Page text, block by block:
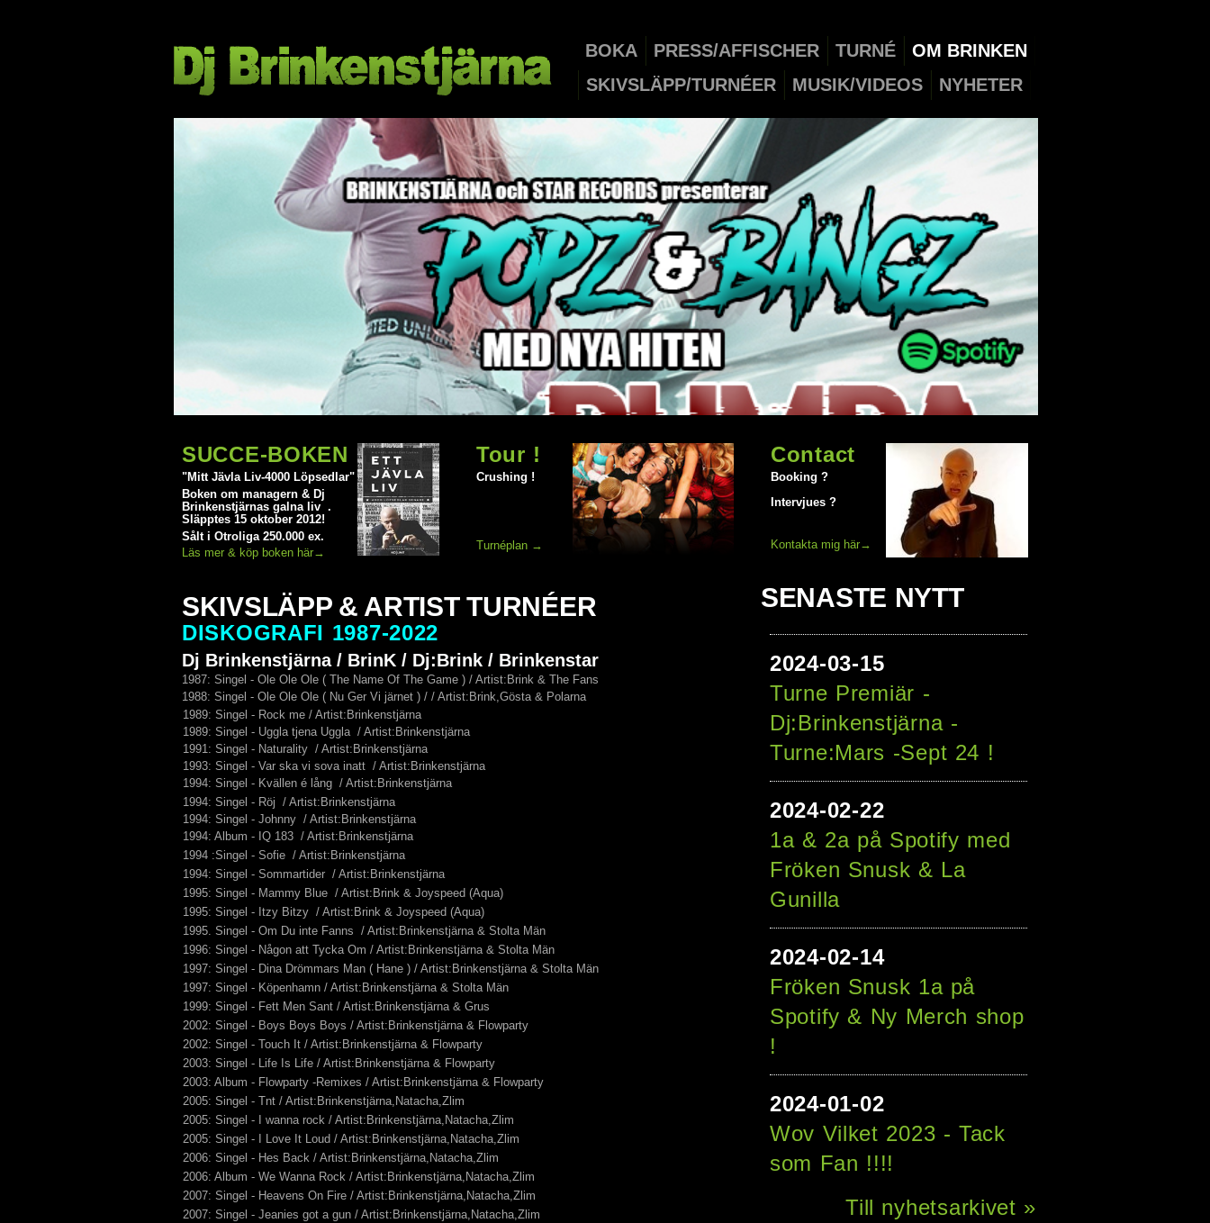
BOKA PRESS/AFFISCHER TURNÉ
OM BRINKEN
SKIVSLÄPP/TURNÉER
MUSIK/VIDEOS NYHETER
SUCCE-BOKEN
"Mitt Jävla Liv-4000 Löpsedlar"
Boken om managern & Dj
Brinkenstjärnas galna liv .
Släpptes 15 oktober 2012!
Sålt i Otroliga 250.000 ex.
Läs mer & köp boken här→
Tour !
Crushing !
Turnéplan →
Contact
Booking ?
Intervjues ?
Kontakta mig här→
SKIVSLÄPP & ARTIST TURNÉER
DISKOGRAFI 1987-2022
Dj Brinkenstjärna / BrinK / Dj:Brink / Brinkenstar
1987: Singel - Ole Ole Ole ( The Name Of The Game ) / Artist:Brink & The Fans
1988: Singel - Ole Ole Ole ( Nu Ger Vi järnet ) / / Artist:Brink,Gösta & Polarna
1989: Singel - Rock me / Artist:Brinkenstjärna
1989: Singel - Uggla tjena Uggla / Artist:Brinkenstjärna
1991: Singel - Naturality / Artist:Brinkenstjärna
1993: Singel - Var ska vi sova inatt / Artist:Brinkenstjärna
1994: Singel - Kvällen é lång / Artist:Brinkenstjärna
1994: Singel - Röj / Artist:Brinkenstjärna
1994: Singel - Johnny / Artist:Brinkenstjärna
1994: Album - IQ 183 / Artist:Brinkenstjärna
1994 :Singel - Sofie / Artist:Brinkenstjärna
1994: Singel - Sommartider / Artist:Brinkenstjärna
1995: Singel - Mammy Blue / Artist:Brink & Joyspeed (Aqua)
1995: Singel - Itzy Bitzy / Artist:Brink & Joyspeed (Aqua)
1995. Singel - Om Du inte Fanns / Artist:Brinkenstjärna & Stolta Män
1996: Singel - Någon att Tycka Om / Artist:Brinkenstjärna & Stolta Män
1997: Singel - Dina Drömmars Man ( Hane ) / Artist:Brinkenstjärna & Stolta Män
1997: Singel - Köpenhamn / Artist:Brinkenstjärna & Stolta Män
1999: Singel - Fett Men Sant / Artist:Brinkenstjärna & Grus
2002: Singel - Boys Boys Boys / Artist:Brinkenstjärna & Flowparty
2002: Singel - Touch It / Artist:Brinkenstjärna & Flowparty
2003: Singel - Life Is Life / Artist:Brinkenstjärna & Flowparty
2003: Album - Flowparty -Remixes / Artist:Brinkenstjärna & Flowparty
2005: Singel - Tnt / Artist:Brinkenstjärna,Natacha,Zlim
2005: Singel - I wanna rock / Artist:Brinkenstjärna,Natacha,Zlim
2005: Singel - I Love It Loud / Artist:Brinkenstjärna,Natacha,Zlim
2006: Singel - Hes Back / Artist:Brinkenstjärna,Natacha,Zlim
2006: Album - We Wanna Rock / Artist:Brinkenstjärna,Natacha,Zlim
2007: Singel - Heavens On Fire / Artist:Brinkenstjärna,Natacha,Zlim
2007: Singel - Jeanies got a gun / Artist:Brinkenstjärna,Natacha,Zlim
SENASTE NYTT
2024-03-15
Turne Premiär -
Dj:Brinkenstjärna -
Turne:Mars -Sept 24 !
2024-02-22
1a & 2a på Spotify med
Fröken Snusk & La
Gunilla
2024-02-14
Fröken Snusk 1a på
Spotify & Ny Merch shop
!
2024-01-02
Wov Vilket 2023 - Tack
som Fan !!!!
Till nyhetsarkivet »